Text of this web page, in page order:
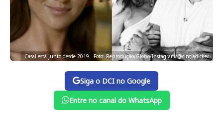
Casal está junto desde 2019 - Foto: Reprodução/Globo/Instagram/@cintiadicker
Siga o DCI no Google
Entre no canal do WhatsApp